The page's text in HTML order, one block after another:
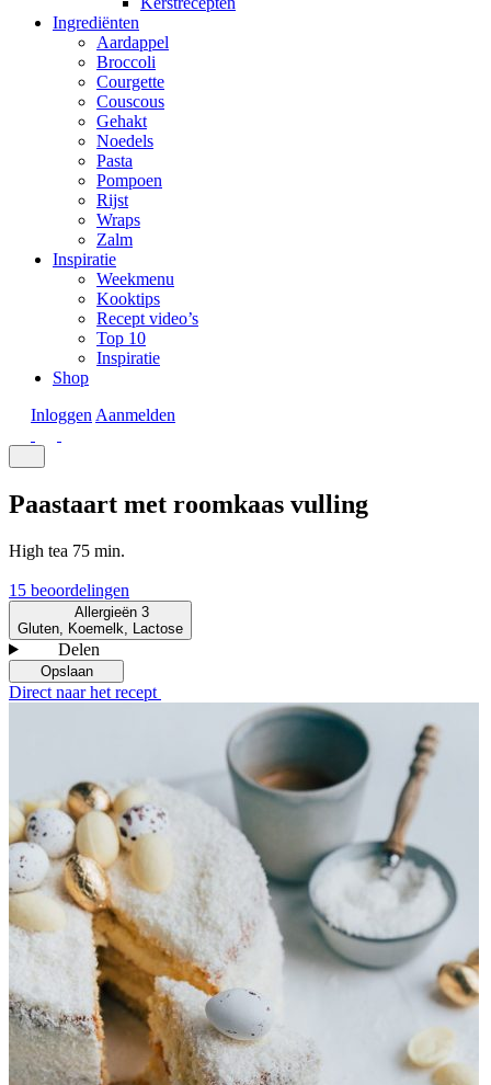
Ingrediënten
Aardappel
Broccoli
Courgette
Couscous
Gehakt
Noedels
Pasta
Pompoen
Rijst
Wraps
Zalm
Inspiratie
Weekmenu
Kooktips
Recept video’s
Top 10
Inspiratie
Shop
Inloggen Aanmelden
Paastaart met roomkaas vulling
High tea 75 min.
15 beoordelingen
Allergieën 3
Gluten, Koemelk, Lactose
Delen
Opslaan
Direct naar het recept